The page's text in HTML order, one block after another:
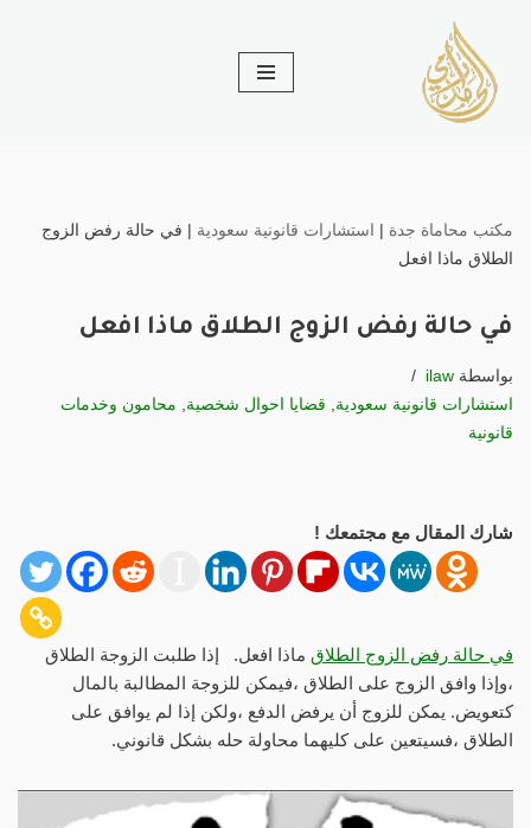
تخطى
إلى
المحتوى
مكتب محاماة جدة | استشارات قانونية سعودية | في حالة رفض الزوج
الطلاق ماذا افعل
في حالة رفض الزوج الطلاق ماذا افعل
بواسطة ilaw
استشارات قانونية سعودية, قضايا احوال شخصية, محامون وخدمات
قانونية
شارك المقال مع مجتمعك !
في حالة رفض الزوج الطلاق ماذا افعل. إذا طلبت الزوجة الطلاق
،وإذا وافق الزوج على الطلاق ،فيمكن للزوجة المطالبة بالمال
كتعويض. يمكن للزوج أن يرفض الدفع ،ولكن إذا لم يوافق على
الطلاق ،فسيتعين على كليهما محاولة حله بشكل قانوني.